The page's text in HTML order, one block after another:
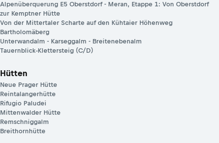
Alpenüberquerung E5 Oberstdorf - Meran, Etappe 1: Von Oberstdorf
zur Kemptner Hütte
Von der Mittertaler Scharte auf den Kühtaier Höhenweg
Bartholomäberg
Unterwandalm - Karseggalm - Breitenebenalm
Tauernblick-Klettersteig (C/D)
Hütten
Neue Prager Hütte
Reintalangerhütte
Rifugio Paludei
Mittenwalder Hütte
Remschniggalm
Breithornhütte